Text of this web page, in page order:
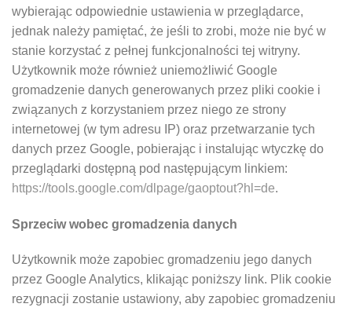
wybierając odpowiednie ustawienia w przeglądarce,
jednak należy pamiętać, że jeśli to zrobi, może nie być w
stanie korzystać z pełnej funkcjonalności tej witryny.
Użytkownik może również uniemożliwić Google
gromadzenie danych generowanych przez pliki cookie i
związanych z korzystaniem przez niego ze strony
internetowej (w tym adresu IP) oraz przetwarzanie tych
danych przez Google, pobierając i instalując wtyczkę do
przeglądarki dostępną pod następującym linkiem:
https://tools.google.com/dlpage/gaoptout?hl=de.
Sprzeciw wobec gromadzenia danych
Użytkownik może zapobiec gromadzeniu jego danych
przez Google Analytics, klikając poniższy link. Plik cookie
rezygnacji zostanie ustawiony, aby zapobiec gromadzeniu